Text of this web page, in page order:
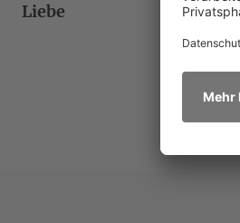
Liebe